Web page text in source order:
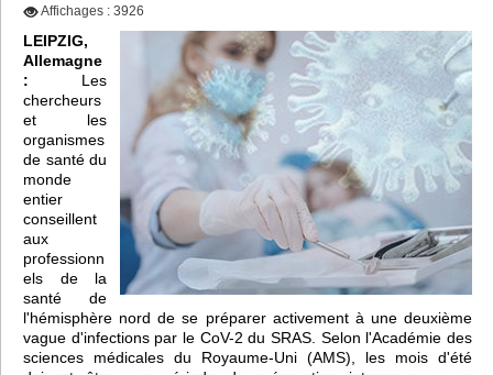
Affichages : 3926
LEIPZIG,
Allemagne
: Les
chercheurs
et les
organismes
de santé du
monde
entier
conseillent
aux
professionn
els de la
santé de
l'hémisphère nord de se préparer activement à une deuxième
vague d'infections par le CoV-2 du SRAS. Selon l'Académie des
sciences médicales du Royaume-Uni (AMS), les mois d'été